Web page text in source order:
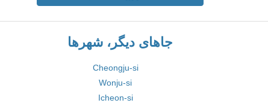
جاهای دیگر، شهرها
Cheongju-si
Wonju-si
Icheon-si